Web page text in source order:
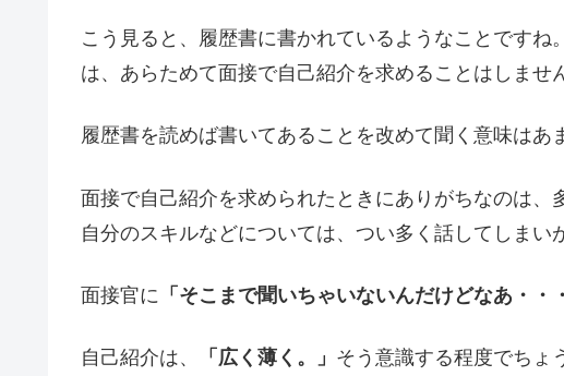
こう見ると、履歴書に書かれているようなことです
は、あらためて面接で自己紹介を求めることはしませ
履歴書を読めば書いてあることを改めて聞く意味はあ
面接で自己紹介を求められたときにありがちなのは
自分のスキルなどについては、つい多く話してしまい
面接官に 「そこまで聞いちゃいないんだけどなあ・・
自己紹介は、 「広く薄く。」 そう意識する程度でちょ